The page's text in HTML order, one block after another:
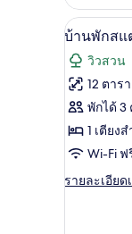
เปิด
ภาพถ่าย
ทั้งหมด
ของ
บ้าน
พัก
สแตนดา
10
บ้านพักสแ
วิวสวน
12 ตาร
พักได้ 3
1 เตียง
Wi-Fi ฟ
รายละเอียด
ราย